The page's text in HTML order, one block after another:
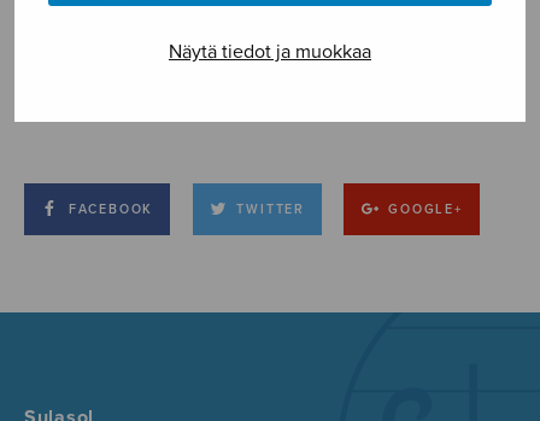
Näytä tiedot ja muokkaa
FACEBOOK TWITTER GOOGLE+